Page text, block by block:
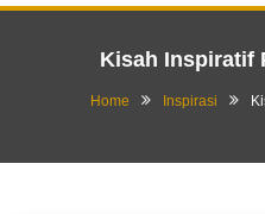
Kisah Inspiratif
Home Inspirasi